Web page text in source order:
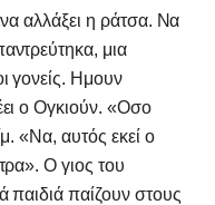
αλλάξει η ράτσα. Να
μια
γονείς. Ημουν
ο Ογκιούν. «Οσο
«Να, αυτός εκεί ο
Ο γιος του
παιδιά παίζουν στους